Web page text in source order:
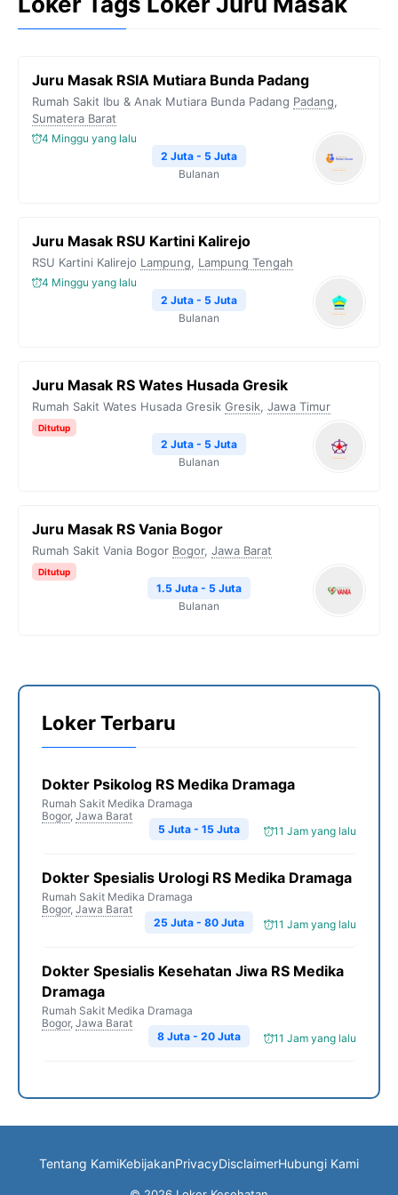
Juru Masak RSIA Mutiara Bunda Padang
Rumah Sakit Ibu & Anak Mutiara Bunda Padang Padang,
Sumatera Barat
4 Minggu yang lalu
2 Juta - 5 Juta
Bulanan
Juru Masak RSU Kartini Kalirejo
RSU Kartini Kalirejo Lampung, Lampung Tengah
4 Minggu yang lalu
2 Juta - 5 Juta
Bulanan
Juru Masak RS Wates Husada Gresik
Rumah Sakit Wates Husada Gresik Gresik, Jawa Timur
Ditutup
2 Juta - 5 Juta
Bulanan
Juru Masak RS Vania Bogor
Rumah Sakit Vania Bogor Bogor, Jawa Barat
Ditutup
1.5 Juta - 5 Juta
Bulanan
Loker Terbaru
Dokter Psikolog RS Medika Dramaga
Rumah Sakit Medika Dramaga
Bogor, Jawa Barat
11 Jam yang lalu
5 Juta - 15 Juta
Dokter Spesialis Urologi RS Medika Dramaga
Rumah Sakit Medika Dramaga
Bogor, Jawa Barat
11 Jam yang lalu
25 Juta - 80 Juta
Dokter Spesialis Kesehatan Jiwa RS Medika
Dramaga
Rumah Sakit Medika Dramaga
Bogor, Jawa Barat
11 Jam yang lalu
8 Juta - 20 Juta
Tentang KamiKebijakanPrivacyDisclaimerHubungi Kami